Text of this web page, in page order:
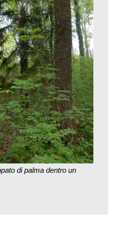
lo sviluppo di interventi mirati
della Palma di Fortune, si
successo. La sua vendita non
almeno nel cartellino informativo
ticinese».
di palma dentro un